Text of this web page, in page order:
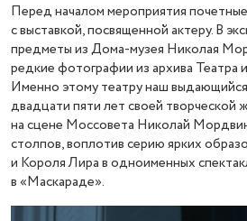
Перед началом мероприятия
с выставкой, посвященной актеру. В
предметы из Дома-музея Николая
редкие фотографии из архива Театра
Именно этому театру наш
двадцати пяти лет своей творческой
на сцене Моссовета Николай
столпов, воплотив серию ярких
и Короля Лира в одноименных
в «Маскараде».